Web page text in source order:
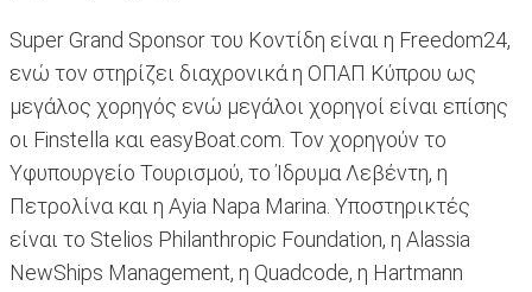
Super Grand Sponsor του Κοντίδη είναι η Freedom24,
ενώ τον στηρίζει διαχρονικά η ΟΠΑΠ Κύπρου ως
μεγάλος χορηγός ενώ μεγάλοι χορηγοί είναι επίσης
οι Finstella και easyBoat.com. Τον χορηγούν το
Υφυπουργείο Τουρισμού, το Ίδρυμα Λεβέντη, η
Πετρολίνα και η Ayia Napa Marina. Υποστηρικτές
είναι το Stelios Philanthropic Foundation, η Alassia
NewShips Management, η Quadcode, η Hartmann